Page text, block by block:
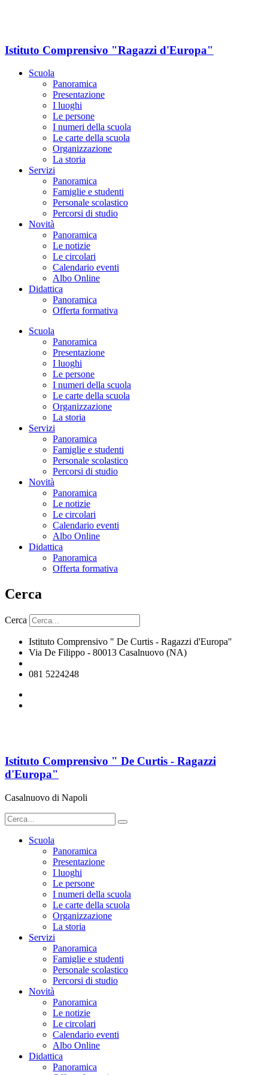
Istituto Comprensivo "Ragazzi d'Europa"
Scuola
Panoramica
Presentazione
I luoghi
Le persone
I numeri della scuola
Le carte della scuola
Organizzazione
La storia
Servizi
Panoramica
Famiglie e studenti
Personale scolastico
Percorsi di studio
Novità
Panoramica
Le notizie
Le circolari
Calendario eventi
Albo Online
Didattica
Panoramica
Offerta formativa
Scuola
Panoramica
Presentazione
I luoghi
Le persone
I numeri della scuola
Le carte della scuola
Organizzazione
La storia
Servizi
Panoramica
Famiglie e studenti
Personale scolastico
Percorsi di studio
Novità
Panoramica
Le notizie
Le circolari
Calendario eventi
Albo Online
Didattica
Panoramica
Offerta formativa
Cerca
Cerca
Istituto Comprensivo " De Curtis - Ragazzi d'Europa"
Via De Filippo - 80013 Casalnuovo (NA)
081 5224248
Istituto Comprensivo " De Curtis - Ragazzi
d'Europa"
Casalnuovo di Napoli
Scuola
Panoramica
Presentazione
I luoghi
Le persone
I numeri della scuola
Le carte della scuola
Organizzazione
La storia
Servizi
Panoramica
Famiglie e studenti
Personale scolastico
Percorsi di studio
Novità
Panoramica
Le notizie
Le circolari
Calendario eventi
Albo Online
Didattica
Panoramica